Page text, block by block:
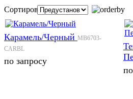
Сортировка:
Карамель/Черный MB6703-
CARBL
по запросу